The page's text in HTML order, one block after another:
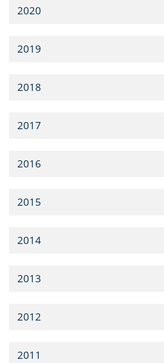
2020
2019
2018
2017
2016
2015
2014
2013
2012
2011